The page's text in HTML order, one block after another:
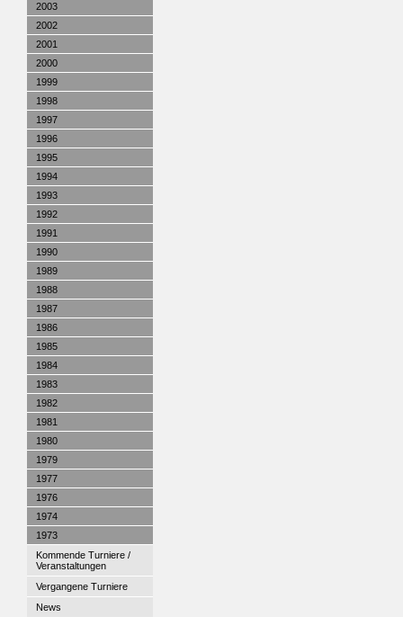
2003
2002
2001
2000
1999
1998
1997
1996
1995
1994
1993
1992
1991
1990
1989
1988
1987
1986
1985
1984
1983
1982
1981
1980
1979
1977
1976
1974
1973
Kommende Turniere /
Veranstaltungen
Vergangene Turniere
News